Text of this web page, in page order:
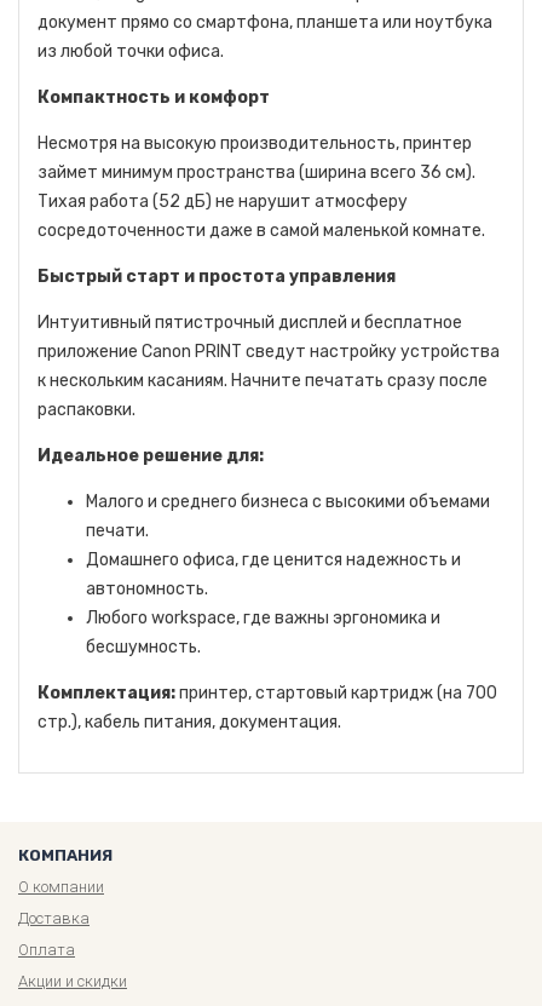
документ прямо со смартфона, планшета или ноутбука
из любой точки офиса.
Компактность и комфорт
Несмотря на высокую производительность, принтер
займет минимум пространства (ширина всего 36 см).
Тихая работа (52 дБ) не нарушит атмосферу
сосредоточенности даже в самой маленькой комнате.
Быстрый старт и простота управления
Интуитивный пятистрочный дисплей и бесплатное
приложение Canon PRINT сведут настройку устройства
к нескольким касаниям. Начните печатать сразу после
распаковки.
Идеальное решение для:
Малого и среднего бизнеса с высокими объемами
печати.
Домашнего офиса, где ценится надежность и
автономность.
Любого workspace, где важны эргономика и
бесшумность.
Комплектация:принтер, стартовый картридж (на 700
стр.), кабель питания, документация.
КОМПАНИЯ
О компании
Доставка
Оплата
Акции и скидки